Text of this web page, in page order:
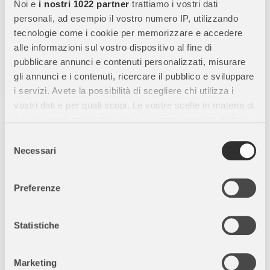
Noi e i nostri 1022 partner trattiamo i vostri dati
personali, ad esempio il vostro numero IP, utilizzando
tecnologie come i cookie per memorizzare e accedere
alle informazioni sul vostro dispositivo al fine di
pubblicare annunci e contenuti personalizzati, misurare
gli annunci e i contenuti, ricercare il pubblico e sviluppare
i servizi. Avete la possibilità di scegliere chi utilizza i
vostri dati e per quali scopi. Le vostre scelte in materia di
modificare o revocare il proprio consenso in qualsiasi
momento dalla Dichiarazione sui cookie o facendo clic
raccogliere informazioni sulla tua posizione
geografica, con un'approssimazione di qualche
Identificare il tuo dispositivo, scansionandolo
delNecessari
Preferenze
Statistiche
Marketing
al tatto, perfetta per le piccole mani.
Dettagli Realistici: Modellati con cura per rappresentare
fedelmente gli animali della fattoria.
Animali del set:
Cane
Maiale
Toro
Apprendimento Divertente:
Aiuta i bambini a riconoscere e